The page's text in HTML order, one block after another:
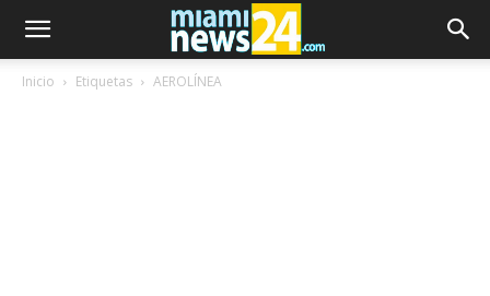
Inicio Etiquetas AEROLÍNEA